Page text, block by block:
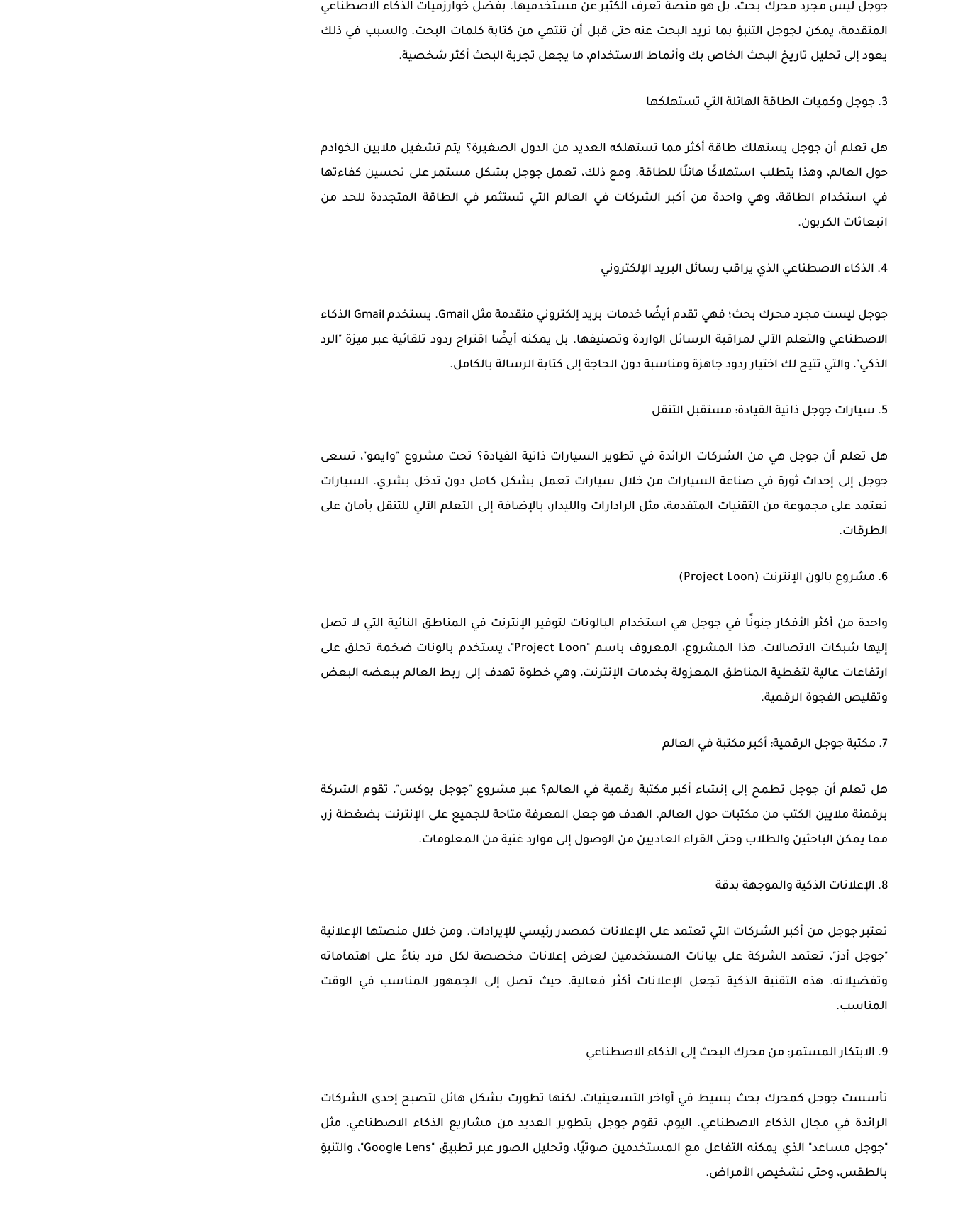
جوجل ليس مجرد محرك بحث، بل هو منصة تعرف الكثير عن مستخدميها. بفضل خوارزميات الذكاء الاصطناعي
المتقدمة، يمكن لجوجل التنبؤ بما تريد البحث عنه حتى قبل أن تنتهي من كتابة كلمات البحث. والسبب في ذلك
يعود إلى تحليل تاريخ البحث الخاص بك وأنماط الاستخدام، ما يجعل تجربة البحث أكثر شخصية.
3. جوجل وكميات الطاقة الهائلة التي تستهلكها
هل تعلم أن جوجل يستهلك طاقة أكثر مما تستهلكه العديد من الدول الصغيرة؟ يتم تشغيل ملايين الخوادم
حول العالم، وهذا يتطلب استهلاكًا هائلًا للطاقة. ومع ذلك، تعمل جوجل بشكل مستمر على تحسين كفاءتها
في استخدام الطاقة، وهي واحدة من أكبر الشركات في العالم التي تستثمر في الطاقة المتجددة للحد من
انبعاثات الكربون.
4. الذكاء الاصطناعي الذي يراقب رسائل البريد الإلكتروني
جوجل ليست مجرد محرك بحث؛ فهي تقدم أيضًا خدمات بريد إلكتروني متقدمة مثل Gmail. يستخدم Gmail الذكاء
الاصطناعي والتعلم الآلي لمراقبة الرسائل الواردة وتصنيفها. بل يمكنه أيضًا اقتراح ردود تلقائية عبر ميزة "الرد
الذكي"، والتي تتيح لك اختيار ردود جاهزة ومناسبة دون الحاجة إلى كتابة الرسالة بالكامل.
5. سيارات جوجل ذاتية القيادة: مستقبل التنقل
هل تعلم أن جوجل هي من الشركات الرائدة في تطوير السيارات ذاتية القيادة؟ تحت مشروع "وايمو"، تسعى
جوجل إلى إحداث ثورة في صناعة السيارات من خلال سيارات تعمل بشكل كامل دون تدخل بشري. السيارات
تعتمد على مجموعة من التقنيات المتقدمة، مثل الرادارات والليدار، بالإضافة إلى التعلم الآلي للتنقل بأمان على
الطرقات.
6. مشروع بالون الإنترنت (Project Loon)
واحدة من أكثر الأفكار جنونًا في جوجل هي استخدام البالونات لتوفير الإنترنت في المناطق النائية التي لا تصل
إليها شبكات الاتصالات. هذا المشروع، المعروف باسم "Project Loon"، يستخدم بالونات ضخمة تحلق على
ارتفاعات عالية لتغطية المناطق المعزولة بخدمات الإنترنت، وهي خطوة تهدف إلى ربط العالم ببعضه البعض
وتقليص الفجوة الرقمية.
7. مكتبة جوجل الرقمية: أكبر مكتبة في العالم
هل تعلم أن جوجل تطمح إلى إنشاء أكبر مكتبة رقمية في العالم؟ عبر مشروع "جوجل بوكس"، تقوم الشركة
برقمنة ملايين الكتب من مكتبات حول العالم. الهدف هو جعل المعرفة متاحة للجميع على الإنترنت بضغطة زر،
مما يمكن الباحثين والطلاب وحتى القراء العاديين من الوصول إلى موارد غنية من المعلومات.
8. الإعلانات الذكية والموجهة بدقة
تعتبر جوجل من أكبر الشركات التي تعتمد على الإعلانات كمصدر رئيسي للإيرادات. ومن خلال منصتها الإعلانية
"جوجل أدز"، تعتمد الشركة على بيانات المستخدمين لعرض إعلانات مخصصة لكل فرد بناءً على اهتماماته
وتفضيلاته. هذه التقنية الذكية تجعل الإعلانات أكثر فعالية، حيث تصل إلى الجمهور المناسب في الوقت
المناسب.
9. الابتكار المستمر: من محرك البحث إلى الذكاء الاصطناعي
تأسست جوجل كمحرك بحث بسيط في أواخر التسعينيات، لكنها تطورت بشكل هائل لتصبح إحدى الشركات
الرائدة في مجال الذكاء الاصطناعي. اليوم، تقوم جوجل بتطوير العديد من مشاريع الذكاء الاصطناعي، مثل
"جوجل مساعد" الذي يمكنه التفاعل مع المستخدمين صوتيًا، وتحليل الصور عبر تطبيق "Google Lens"، والتنبؤ
بالطقس، وحتى تشخيص الأمراض.